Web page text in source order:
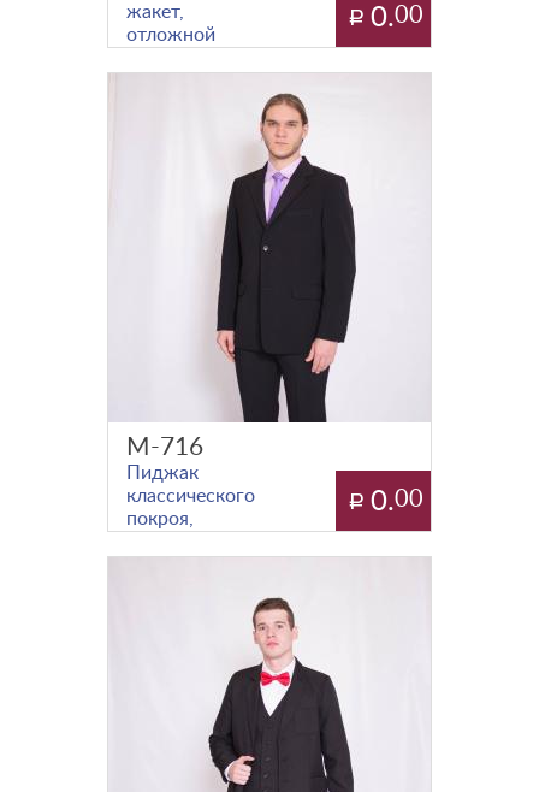
жакет,
отложной
0.00
М-716
Пиджак
классического
покроя,
бочок, вытачка
0.00